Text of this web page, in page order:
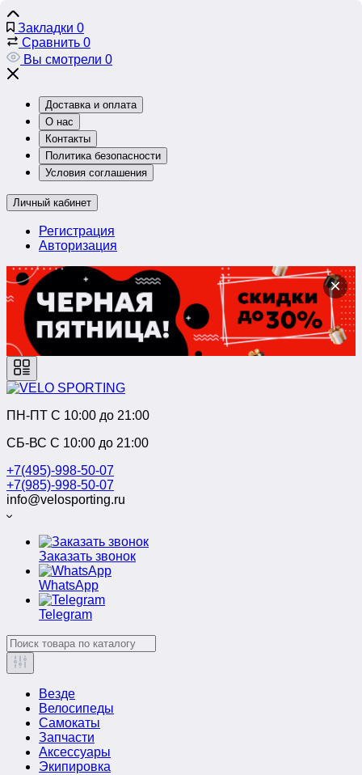
Закладки 0
Сравнить 0
Вы смотрели 0
Доставка и оплата
О нас
Контакты
Политика безопасности
Условия соглашения
Личный кабинет
Регистрация
Авторизация
×
ПН-ПТ C 10:00 до 21:00
СБ-ВС С 10:00 до 21:00
+7(495)-998-50-07
+7(985)-998-50-07
info@velosporting.ru
Заказать звонок
WhatsApp
Telegram
Везде
Велосипеды
Самокаты
Запчасти
Аксессуары
Экипировка